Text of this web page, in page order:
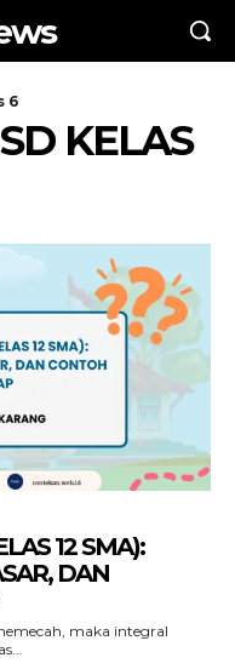
6
KELAS
12 SMA):
DAN
maka integral